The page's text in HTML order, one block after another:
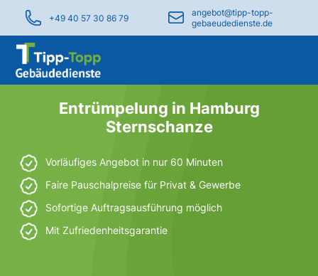
+49 40 57 30 86 79
angebot@tipp-topp-
gebaeudedienste.de
Entrümpelung in Hamburg
Sternschanze
Vorläufiges Angebot in nur 60 Minuten
Faire Pauschalpreise für Privat & Gewerbe
Sofortige Auftragsausführung möglich
Mit Zufriedenheitsgarantie